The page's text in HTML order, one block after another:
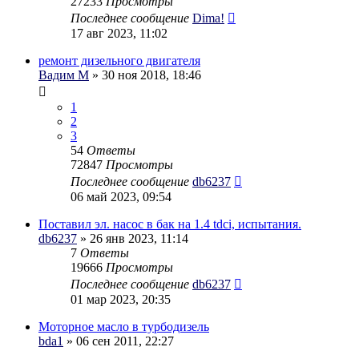
Последнее сообщение Dima!
17 авг 2023, 11:02
ремонт дизельного двигателя
Вадим М » 30 ноя 2018, 18:46
1
2
3
54 Ответы
72847 Просмотры
Последнее сообщение db6237
06 май 2023, 09:54
Поставил эл. насос в бак на 1.4 tdci, испытания.
db6237 » 26 янв 2023, 11:14
7 Ответы
19666 Просмотры
Последнее сообщение db6237
01 мар 2023, 20:35
Моторное масло в турбодизель
bda1 » 06 сен 2011, 22:27